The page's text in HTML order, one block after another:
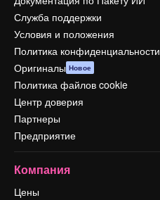
Служба поддержки
Условия и положения
Политика конфиденциальности
Оригиналы Новое
Политика файлов cookie
Центр доверия
Партнеры
Предприятие
Компания
Цены